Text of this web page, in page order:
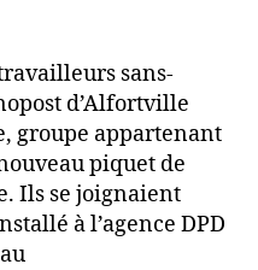
sans-
d’Alfortville
groupe appartenant
piquet de
Ils se joignaient
à l’agence DPD